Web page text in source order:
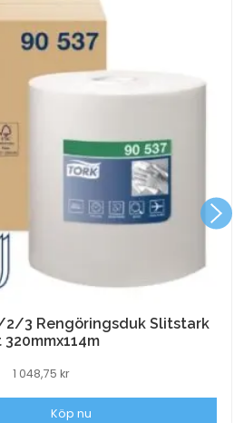
2/3 Rengöringsduk Slitstark
320mmx114m
1 048,75 kr
Köp nu